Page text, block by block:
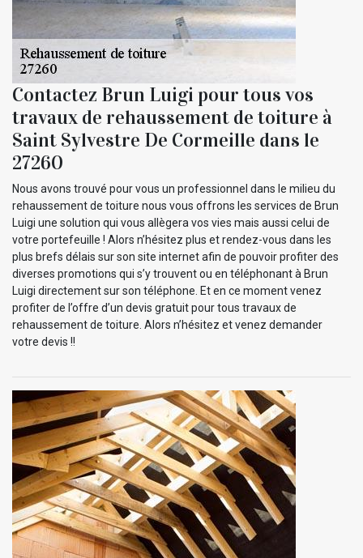
Contactez Brun Luigi pour tous vos
travaux de rehaussement de toiture à
Saint Sylvestre De Cormeille dans le
27260
Nous avons trouvé pour vous un professionnel dans le milieu du
rehaussement de toiture nous vous offrons les services de Brun
Luigi une solution qui vous allègera vos vies mais aussi celui de
votre portefeuille ! Alors n’hésitez plus et rendez-vous dans les
plus brefs délais sur son site internet afin de pouvoir profiter des
diverses promotions qui s’y trouvent ou en téléphonant à Brun
Luigi directement sur son téléphone. Et en ce moment venez
profiter de l’offre d’un devis gratuit pour tous travaux de
rehaussement de toiture. Alors n’hésitez et venez demander
votre devis !!